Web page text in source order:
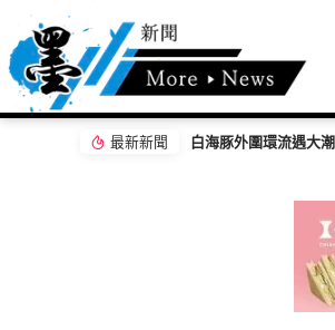
最新新聞 白海豚外圍環流遇大